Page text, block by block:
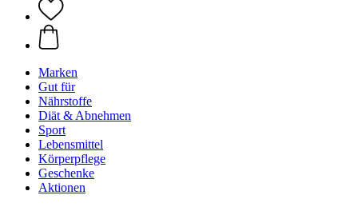
Marken
Gut für
Nährstoffe
Diät & Abnehmen
Sport
Lebensmittel
Körperpflege
Geschenke
Aktionen